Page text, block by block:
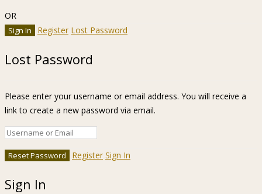
OR
Register Lost Password
Lost Password
Please enter your username or email address. You will receive a
link to create a new password via email.
Register Sign In
Sign In